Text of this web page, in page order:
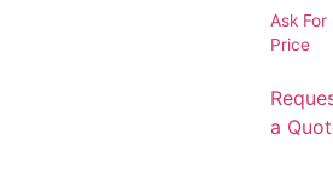
Ask For
Price
a